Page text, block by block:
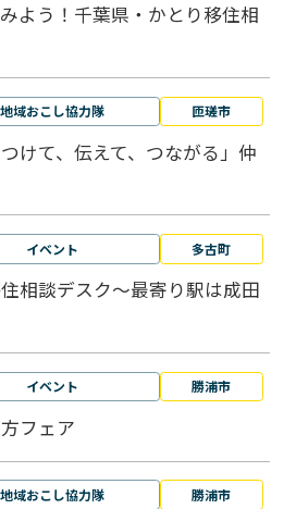
よう！千葉県・かとり移住相
地域おこし協力隊 匝瑳市
けて、伝えて、つながる」仲
イベント 多古町
相談デスク～最寄り駅は成田
イベント 勝浦市
フェア
地域おこし協力隊 勝浦市